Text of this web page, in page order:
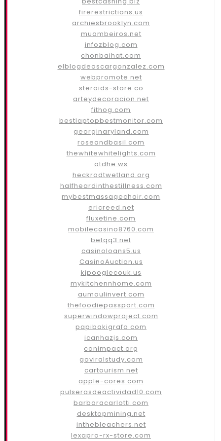
firerestrictions.us
archiesbrooklyn.com
muambeiros.net
infozblog.com
chonbaihat.com
elblogdeoscargonzalez.com
webpromote.net
steroids-store.co
arteydecoracion.net
fithog.com
bestlaptopbestmonitor.com
georginaryland.com
roseandbasil.com
thewhitewhitelights.com
atdhe.ws
heckrodtwetland.org
halfheardinthestillness.com
mybestmassagechair.com
ericreed.net
fluxetine.com
mobilecasino8760.com
betqq3.net
casinoloans5.us
CasinoAuction.us
kipooglecouk.us
mykitchennhome.com
aumoulinvert.com
thefoodiepassport.com
superwindowproject.com
papibakigrafo.com
icanhazjs.com
canimpact.org
goviralstudy.com
cartourism.net
apple-cores.com
pulserasdeactividad10.com
barbaracarlotti.com
desktopmining.net
inthebleachers.net
lexapro-rx-store.com